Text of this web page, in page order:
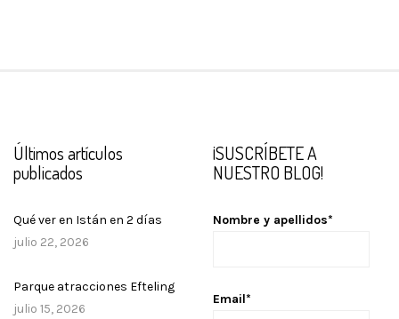
Últimos artículos
publicados
Qué ver en Istán en 2 días
julio 22, 2026
Parque atracciones Efteling
julio 15, 2026
¡SUSCRÍBETE A
NUESTRO BLOG!
Nombre y apellidos*
Email*